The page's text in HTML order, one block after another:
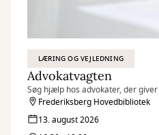
LÆRING OG VEJLEDNING
Advokatvagten
Søg hjælp hos advokater, der
Frederiksberg Hovedbibliotek
13. august 2026